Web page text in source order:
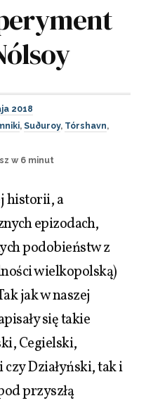
2018
,Suðuroy, Tórshavn,
w 6 minut
historii, a
epizodach,
podobieństw z
wielkopolską)
jak w naszej
się takie
Cegielski,
Działyński, tak i
przyszłą